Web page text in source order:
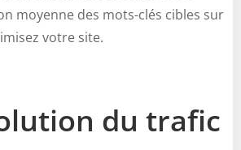
moyenne des mots-clés cibles sur
votre site.
du trafic